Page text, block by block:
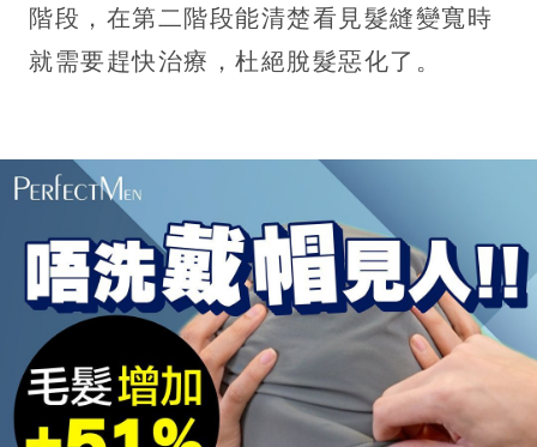
階段，在第二階段能清楚看見髮縫變寬時
就需要趕快治療，杜絕脫髮惡化了。